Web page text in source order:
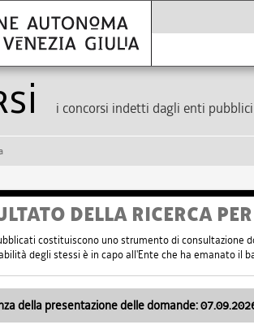
i concorsi indetti dagli enti
DELLA RICERCA
costituiscono uno strumento di consultazione
degli stessi è in capo all'Ente che ha emanato il
della presentazione delle domande: